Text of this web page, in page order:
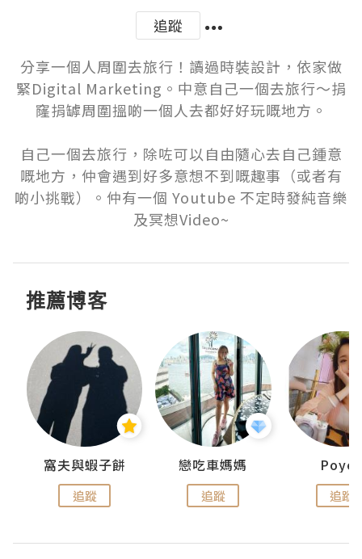
追蹤
分享一個人周圍去旅行！讀過時裝設計，依家做
緊Digital Marketing。中意自己一個去旅行～捐
窿捐罅周圍搵啲一個人去都好好玩嘅地方。
自己一個去旅行，除咗可以自由隨心去自己鍾意
嘅地方，仲會遇到好多意想不到嘅趣事（或者有
啲小挑戰）。仲有一個 Youtube 不定時發純音樂
及冥想Video~
推薦博客
窩夫與蝦子餅
追蹤
戀吃車媽媽
追蹤 追蹤